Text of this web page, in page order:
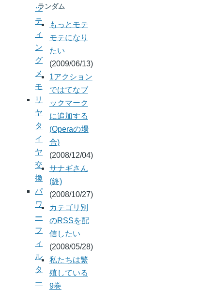
ッ
テ
ィ
ン
グ
メ
モ
リ
ヤ
タ
イ
ヤ
交
換
パ
ワ
ー
フ
ィ
ル
タ
ー
ランダム
もっとモテ
モテになり
たい
(2009/06/13)
1アクション
ではてなブ
ックマーク
に追加する
(Operaの場
合)
(2008/12/04)
サナギさん
(終)
(2008/10/27)
カテゴリ別
のRSSを配
信したい
(2008/05/28)
私たちは繁
殖している
9巻